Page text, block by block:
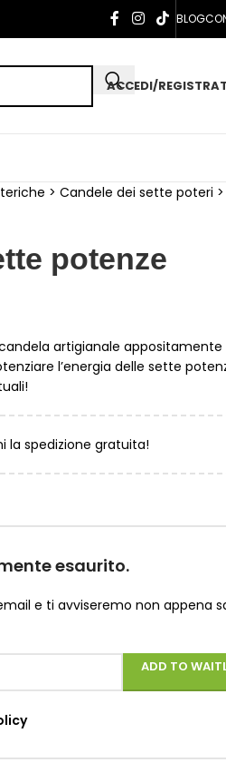
BLOG
ACCEDI/
> Candele dei sette poteri >
potenze
artigianale appositamente
l’energia delle sette
la spedizione gratuita!
esaurito.
e ti avviseremo non appena
ADD TO